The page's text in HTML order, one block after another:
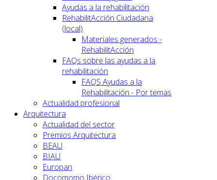
Ayudas a la rehabilitación
RehabilitAcción Ciudadana
(local)
Materiales generados -
RehabilitAcción
FAQs sobre las ayudas a la
rehabilitación
FAQS Ayudas a la
Rehabilitación - Por temas
Actualidad profesional
Arquitectura
Actualidad del sector
Premios Arquitectura
BEAU
BIAU
Europan
Docomomo Ibérico